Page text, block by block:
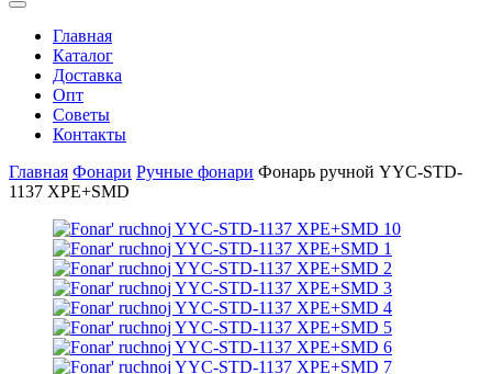
Главная
Каталог
Доставка
Опт
Советы
Контакты
Главная Фонари Ручные фонари Фонарь ручной YYC-STD-
1137 XPE+SMD